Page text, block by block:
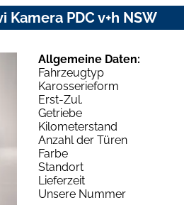
PDC v+h NSW
Allgemeine Daten:
Fahrzeugtyp
Karosserieform
Erst-Zul.
Getriebe
Kilometerstand
Anzahl der Türen
Farbe
Standort
Lieferzeit
Unsere Nummer